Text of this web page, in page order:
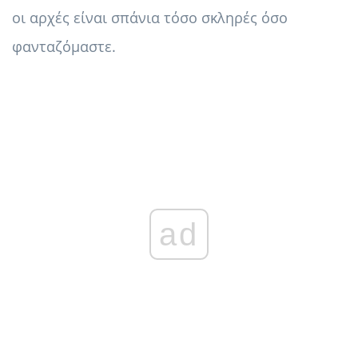
οι αρχές είναι σπάνια τόσο σκληρές όσο
φανταζόμαστε.
ad